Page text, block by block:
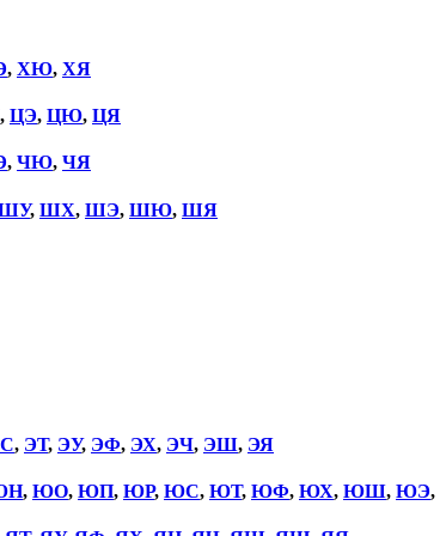
, ХЮ, ХЯ
, ЦЭ, ЦЮ, ЦЯ
, ЧЮ, ЧЯ
, ШХ, ШЭ, ШЮ, ШЯ
, ЭТ, ЭУ, ЭФ, ЭХ, ЭЧ, ЭШ, ЭЯ
, ЮО, ЮП, ЮР, ЮС, ЮТ, ЮФ, ЮХ, ЮШ, ЮЭ,